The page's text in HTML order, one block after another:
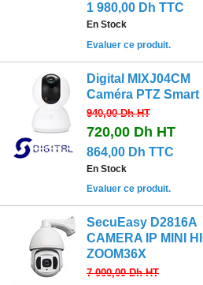
1 980,00 Dh TTC
En Stock
Evaluer ce produit.
Digital MIXJ04CM
Caméra PTZ Smart
940,00 DhHT
720,00 Dh HT
864,00 Dh TTC
En Stock
Evaluer ce produit.
SecuEasy D2816A
CAMERA IP MINI
ZOOM36X
7 000,00 DhHT